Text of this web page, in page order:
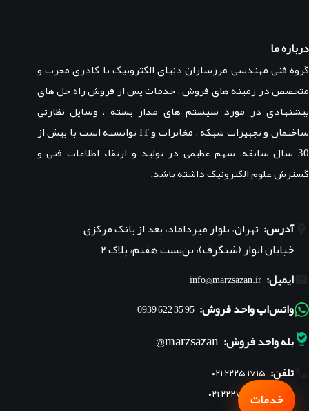
درباره ما
گروه فنی مهندسی مرزسازان دنیای الکترونیک با کادری مجرب و
متخصص در زمینه های فروش ، خدمات پس از فروش راه حل های
پیشنهادی در مورد سیستم های مدار بسته ، وسایل نظارتی
ساختمان و تجهیزات شبکه ، مخابرات و IT توانسته است با بیش از
30 سال سابقه، سهم عظیمی در تولید و ارتقاء اطلاعات فنی و
گسترش علوم الکترونیک داشته باشد.
آدرس: تهران، بلوار میرداماد، بعد از بانک مرکزی
خیابان انوار (شنگرف)، بن‌بست هفتم، پلاک ۲
ایمیل: info@marzsazan.ir
واتس‌اپ واحد فروش: 95 35 622 0939
بله واحد فروش: marzsazan@
تلفن: ۰۲۱ ۲۲۲۵ ۱۷۱۵
۰۲۱ ۲۲۲۷ ۱۸۴۵خدمات